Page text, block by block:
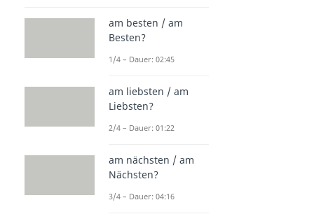
am besten / am
Besten?
1/4 – Dauer: 02:45
am liebsten / am
Liebsten?
2/4 – Dauer: 01:22
am nächsten / am
Nächsten?
3/4 – Dauer: 04:16